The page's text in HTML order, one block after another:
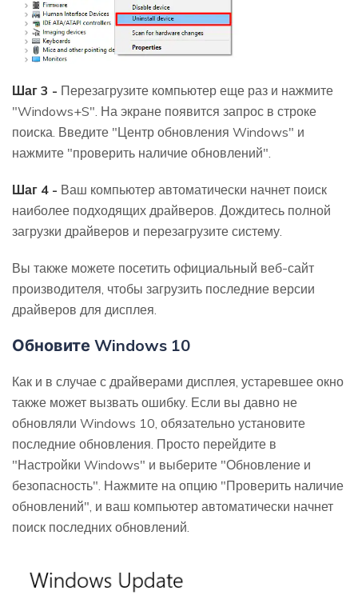
Шаг 3 - Перезагрузите компьютер еще раз и нажмите
"Windows+S". На экране появится запрос в строке
поиска. Введите "Центр обновления Windows" и
нажмите "проверить наличие обновлений".
Шаг 4 - Ваш компьютер автоматически начнет поиск
наиболее подходящих драйверов. Дождитесь полной
загрузки драйверов и перезагрузите систему.
Вы также можете посетить официальный веб-сайт
производителя, чтобы загрузить последние версии
драйверов для дисплея.
Обновите Windows 10
Как и в случае с драйверами дисплея, устаревшее окно
также может вызвать ошибку. Если вы давно не
обновляли Windows 10, обязательно установите
последние обновления. Просто перейдите в
"Настройки Windows" и выберите "Обновление и
безопасность". Нажмите на опцию "Проверить наличие
обновлений", и ваш компьютер автоматически начнет
поиск последних обновлений.